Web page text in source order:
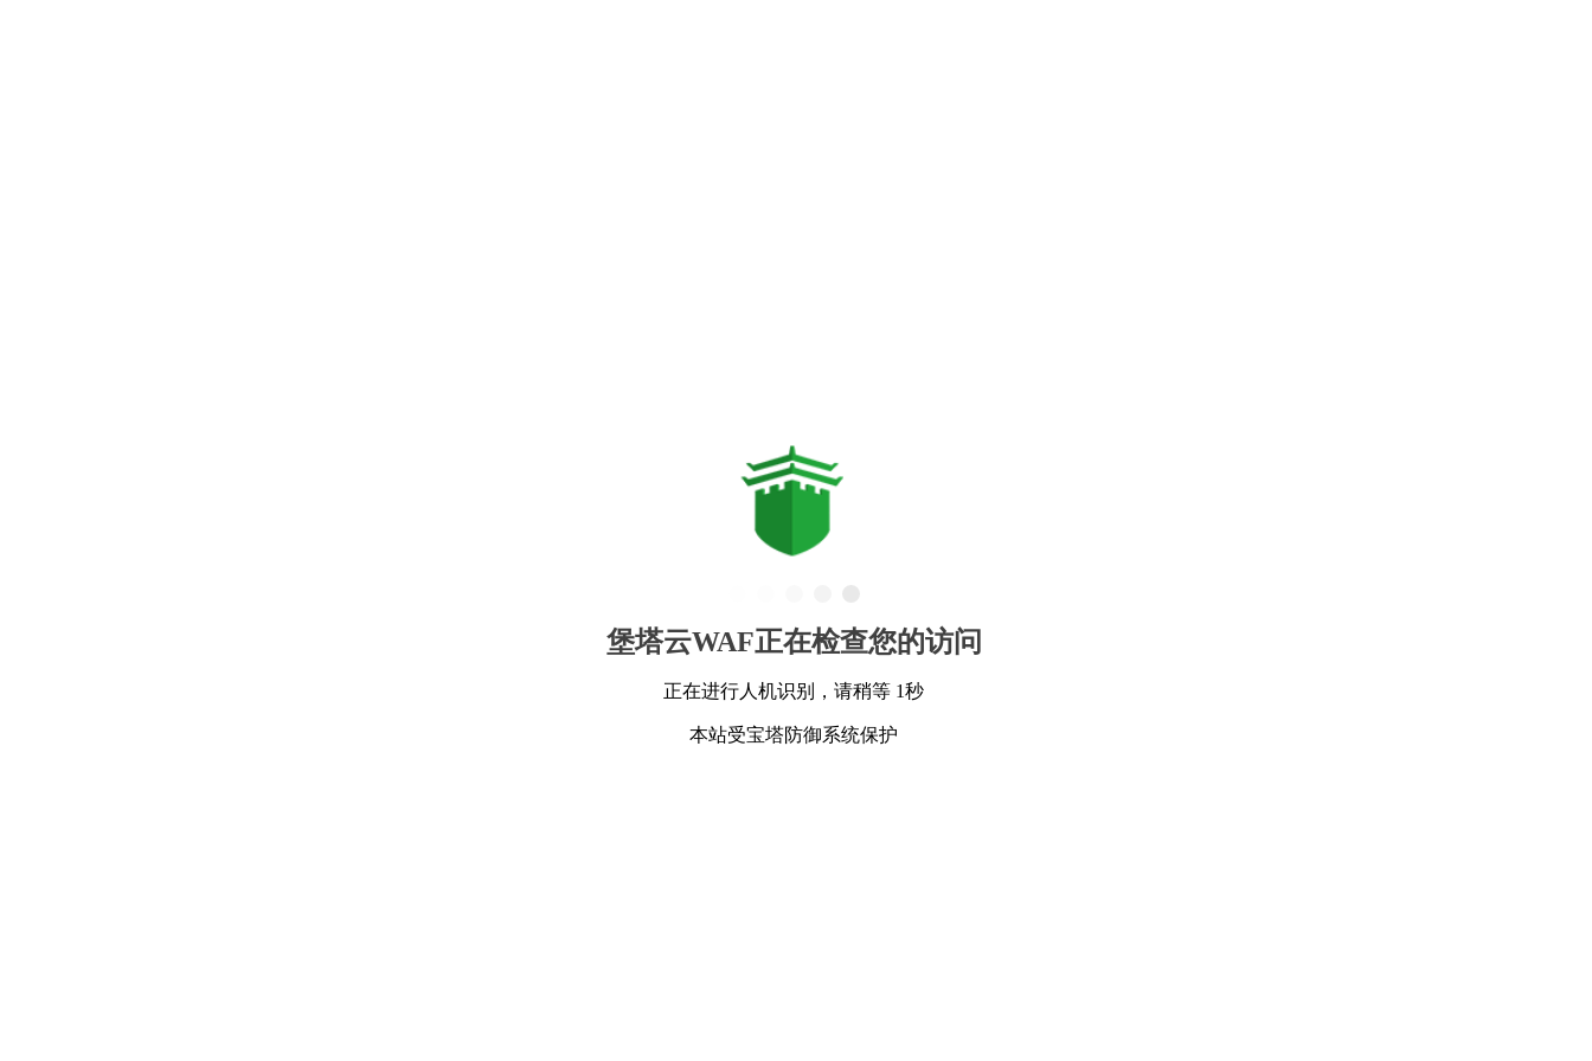
堡塔云WAF正在检查您的访问
正在进行人机识别，请稍等 1秒
本站受宝塔防御系统保护